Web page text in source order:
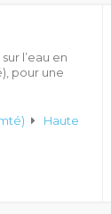
l’eau en
pour une
Haute